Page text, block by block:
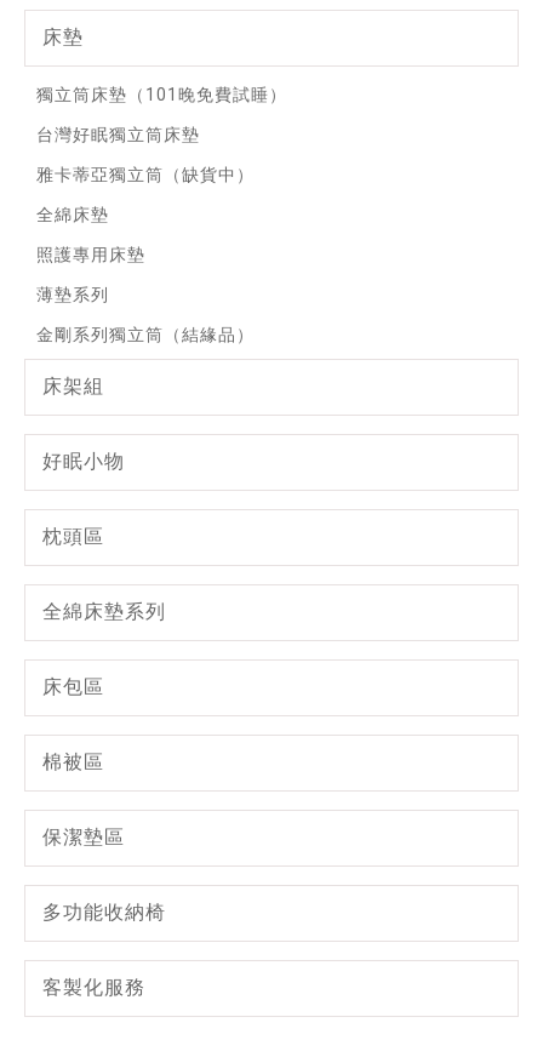
床墊
獨立筒床墊（101晚免費試睡）
台灣好眠獨立筒床墊
雅卡蒂亞獨立筒（缺貨中）
全綿床墊
照護專用床墊
薄墊系列
金剛系列獨立筒（結緣品）
床架組
好眠小物
枕頭區
全綿床墊系列
床包區
棉被區
保潔墊區
多功能收納椅
客製化服務